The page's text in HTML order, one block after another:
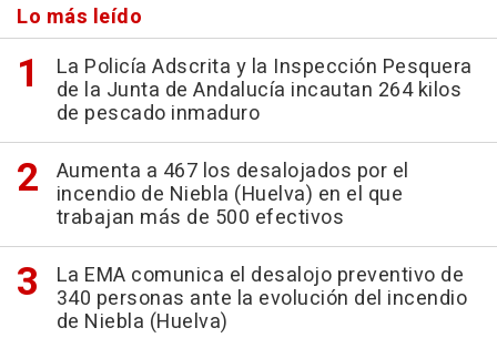
Lo más leído
La Policía Adscrita y la Inspección Pesquera
de la Junta de Andalucía incautan 264 kilos
de pescado inmaduro
Aumenta a 467 los desalojados por el
incendio de Niebla (Huelva) en el que
trabajan más de 500 efectivos
La EMA comunica el desalojo preventivo de
340 personas ante la evolución del incendio
de Niebla (Huelva)